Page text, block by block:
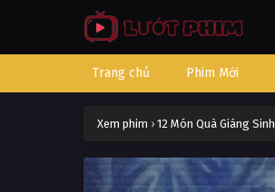
Trang chủ Phim Mới
Xem phim › 12 Món Quà Giáng Sinh